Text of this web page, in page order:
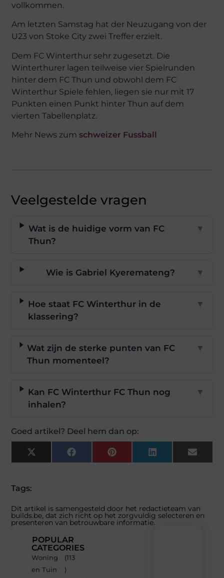
vollkommen.
Am letzten Samstag hat der Neuzugang von der
U23 von Stoke City zwei Treffer erzielt.
Dem FC Winterthur sehr zugesetzt. Die
Winterthurer lagen teilweise vier Spielrunden
hinter dem FC Thun und obwohl dem FC
Winterthur Spiele fehlen, liegen sie nur mit 17
Punkten einen Punkt hinter Thun auf dem
vierten Tabellenplatz.
Mehr News zum schweizer Fussball
Veelgestelde vragen
Wat is de huidige vorm van FC
Thun?
▼
Wie is Gabriel Kyeremateng? ▼
Hoe staat FC Winterthur in de
klassering?
▼
Wat zijn de sterke punten van FC
Thun momenteel?
▼
Kan FC Winterthur FC Thun nog
inhalen?
▼
Goed artikel? Deel hem dan op:
X
(Twitter)
FacebookPinterestLinkedInEmail
Tags:
Dit artikel is samengesteld door het redactieteam van
builds.be, dat zich richt op het zorgvuldig selecteren en
presenteren van betrouwbare informatie.
POPULAR
CATEGORIES
Woning
en Tuin
(113
)